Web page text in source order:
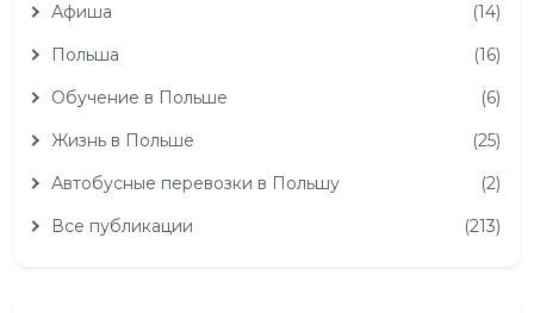
Афиша
(14)
Польша
(16)
Обучение в Польше
(6)
Жизнь в Польше
(25)
Автобусные перевозки в Польшу
(2)
Все публикации
(213)